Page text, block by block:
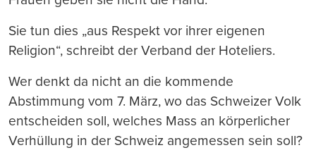
Sie tun dies „aus Respekt vor ihrer eigenen
Religion“, schreibt der Verband der Hoteliers.
Wer denkt da nicht an die kommende
Abstimmung vom 7. März, wo das Schweizer Volk
entscheiden soll, welches Mass an körperlicher
Verhüllung in der Schweiz angemessen sein soll?